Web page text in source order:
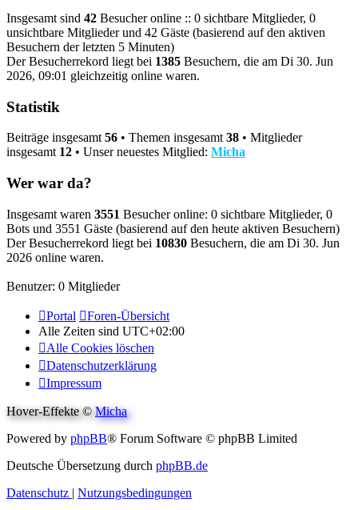
Insgesamt sind 42 Besucher online :: 0 sichtbare Mitglieder, 0
unsichtbare Mitglieder und 42 Gäste (basierend auf den aktiven
Besuchern der letzten 5 Minuten)
Der Besucherrekord liegt bei 1385 Besuchern, die am Di 30. Jun
2026, 09:01 gleichzeitig online waren.
Statistik
Beiträge insgesamt 56 • Themen insgesamt 38 • Mitglieder
insgesamt 12 • Unser neuestes Mitglied: Micha
Wer war da?
Insgesamt waren 3551 Besucher online: 0 sichtbare Mitglieder, 0
Bots und 3551 Gäste (basierend auf den heute aktiven Besuchern)
Der Besucherrekord liegt bei 10830 Besuchern, die am Di 30. Jun
2026 online waren.
Benutzer: 0 Mitglieder
Portal
Foren-Übersicht
Alle Zeiten sind UTC+02:00
Alle Cookies löschen
Datenschutzerklärung
Impressum
Hover-Effekte © Micha
Powered by phpBB® Forum Software © phpBB Limited
Deutsche Übersetzung durch phpBB.de
Datenschutz | Nutzungsbedingungen